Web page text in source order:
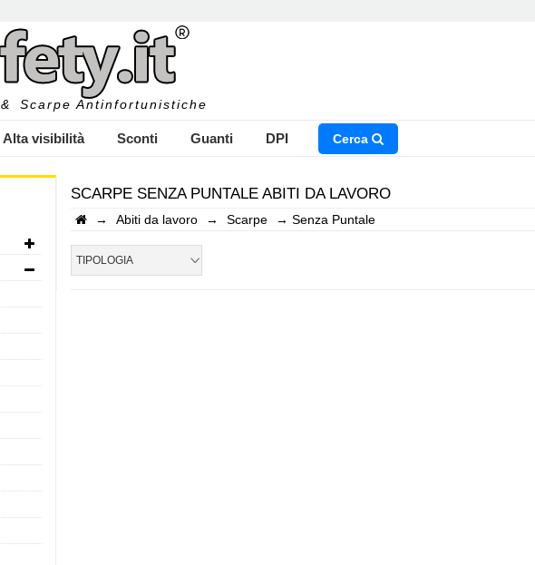
& Scarpe Antinfortunistiche
Alta visibilità Sconti Guanti DPI Cerca
INSERISCI IL NOME DEL PRODOTTO CHE STAI CERCANDO
SCARPE SENZA PUNTALE ABITI DA LAVORO
→ Abiti da lavoro → Scarpe → Senza Puntale
TIPOLOGIA